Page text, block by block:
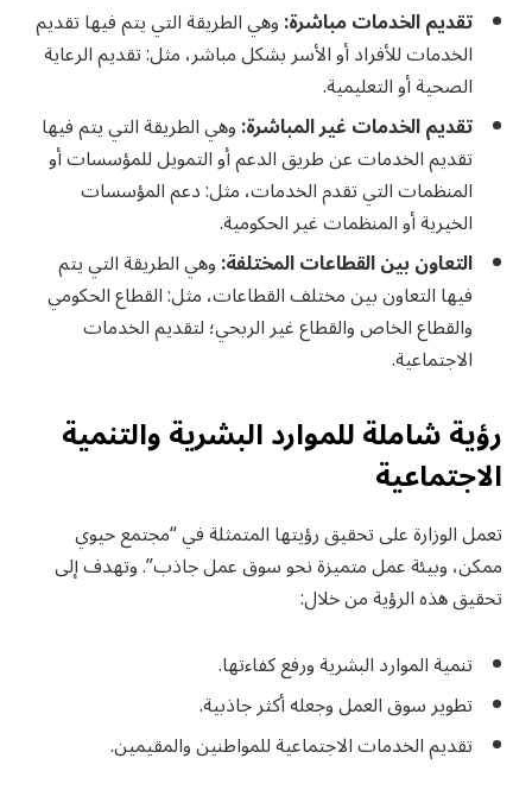
تقديم الخدمات مباشرة:وهي الطريقة التي يتم فيها تقديم
الخدمات للأفراد أو الأسر بشكل مباشر، مثل: تقديم الرعاية
الصحية أو التعليمية.
تقديم الخدمات غير المباشرة:وهي الطريقة التي يتم فيها
تقديم الخدمات عن طريق الدعم أو التمويل للمؤسسات أو
المنظمات التي تقدم الخدمات، مثل: دعم المؤسسات
الخيرية أو المنظمات غير الحكومية.
التعاون بين القطاعات المختلفة:وهي الطريقة التي يتم
فيها التعاون بين مختلف القطاعات، مثل: القطاع الحكومي
والقطاع الخاص والقطاع غير الربحي؛ لتقديم الخدمات
الاجتماعية.
رؤية شاملة للموارد البشرية والتنمية
الاجتماعية
تعمل الوزارة على تحقيق رؤيتها المتمثلة في “مجتمع حيوي
ممكن، وبيئة عمل متميزة نحو سوق عمل جاذب”. وتهدف إلى
تحقيق هذه الرؤية من خلال:
تنمية الموارد البشرية ورفع كفاءتها.
تطوير سوق العمل وجعله أكثر جاذبية.
تقديم الخدمات الاجتماعية للمواطنين والمقيمين.